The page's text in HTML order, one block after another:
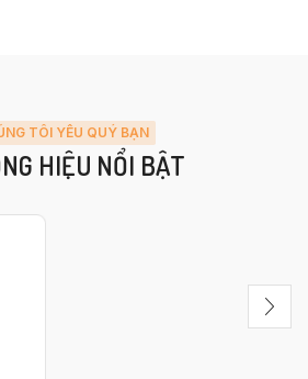
TÔI YÊU QUÝ BẠN
HIỆU NỔI BẬT